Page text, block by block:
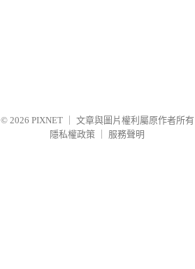
© 2026 PIXNET
文章與圖片權利屬原作者所有
隱私權政策
服務聲明